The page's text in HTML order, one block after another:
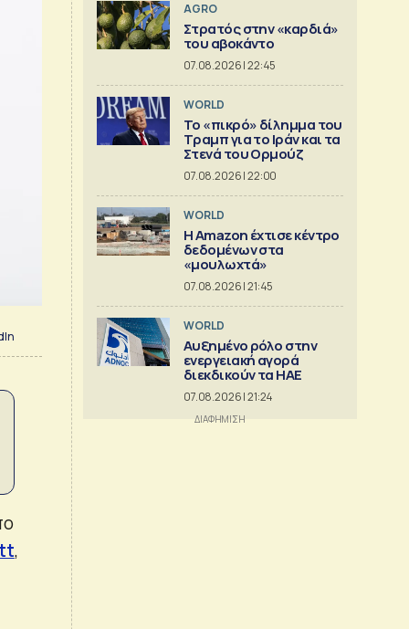
,
AGRO
Στρατός στην «καρδιά»
του αβοκάντο
07.08.2026 | 22:45
WORLD
Το «πικρό» δίλημμα του
Τραμπ για το Ιράν και τα
Στενά του Ορμούζ
07.08.2026 | 22:00
WORLD
Η Amazon έχτισε κέντρο
δεδομένων στα
«μουλωχτά»
07.08.2026 | 21:45
WORLD
Αυξημένο ρόλο στην
ενεργειακή αγορά
διεκδικούν τα ΗΑΕ
07.08.2026 | 21:24